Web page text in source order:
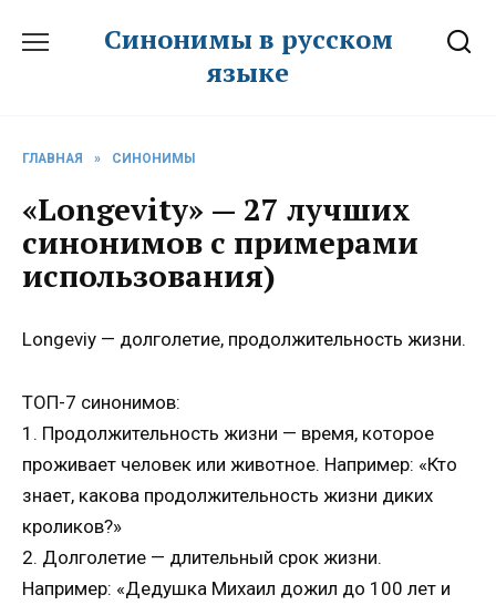
Синонимы в русском
языке
ГЛАВНАЯ » СИНОНИМЫ
«Longevity» — 27 лучших
синонимов с примерами
использования)
Longeviy — долголетие, продолжительность жизни.
ТОП-7 синонимов:
1. Продолжительность жизни — время, которое
проживает человек или животное. Например: «Кто
знает, какова продолжительность жизни диких
кроликов?»
2. Долголетие — длительный срок жизни.
Например: «Дедушка Михаил дожил до 100 лет и